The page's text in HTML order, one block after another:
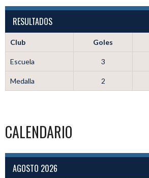
RESULTADOS
Club Goles
Escuela 3
Medalla 2
CALENDARIO
AGOSTO 2026